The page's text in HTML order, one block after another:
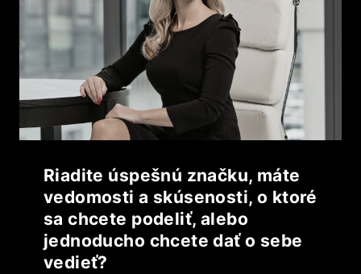
Riadite úspešnú značku, máte
vedomosti a skúsenosti, o ktoré
sa chcete podeliť, alebo
jednoducho chcete dať o sebe
vedieť?